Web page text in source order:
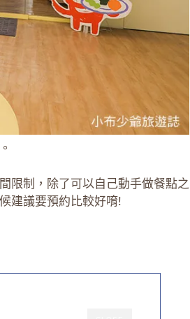
限制，除了可以自己動手做餐點之
建議要預約比較好唷!